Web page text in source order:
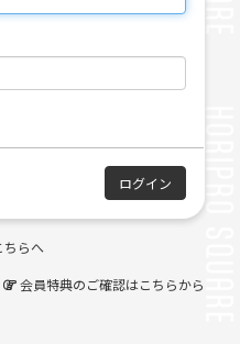
ちらへ
会員特典のご確認はこちらから